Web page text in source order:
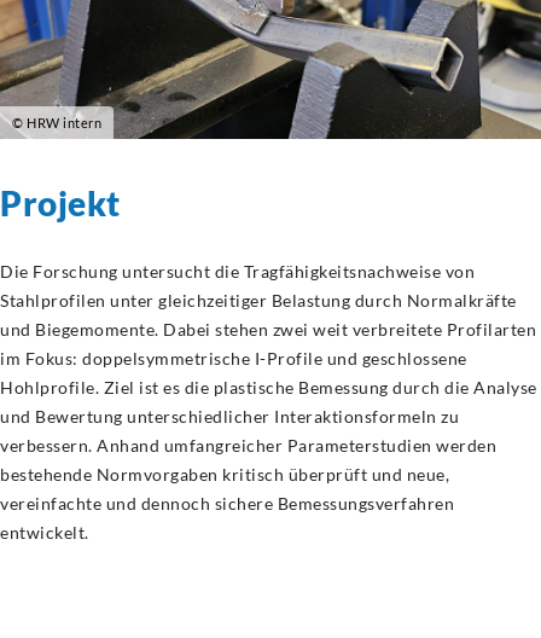
© HRW intern
Projekt
Die Forschung untersucht die Tragfähigkeitsnachweise von
Stahlprofilen unter gleichzeitiger Belastung durch Normalkräfte
und Biegemomente. Dabei stehen zwei weit verbreitete Profilarten
im Fokus: doppelsymmetrische I-Profile und geschlossene
Hohlprofile. Ziel ist es die plastische Bemessung durch die Analyse
und Bewertung unterschiedlicher Interaktionsformeln zu
verbessern. Anhand umfangreicher Parameterstudien werden
bestehende Normvorgaben kritisch überprüft und neue,
vereinfachte und dennoch sichere Bemessungsverfahren
entwickelt.